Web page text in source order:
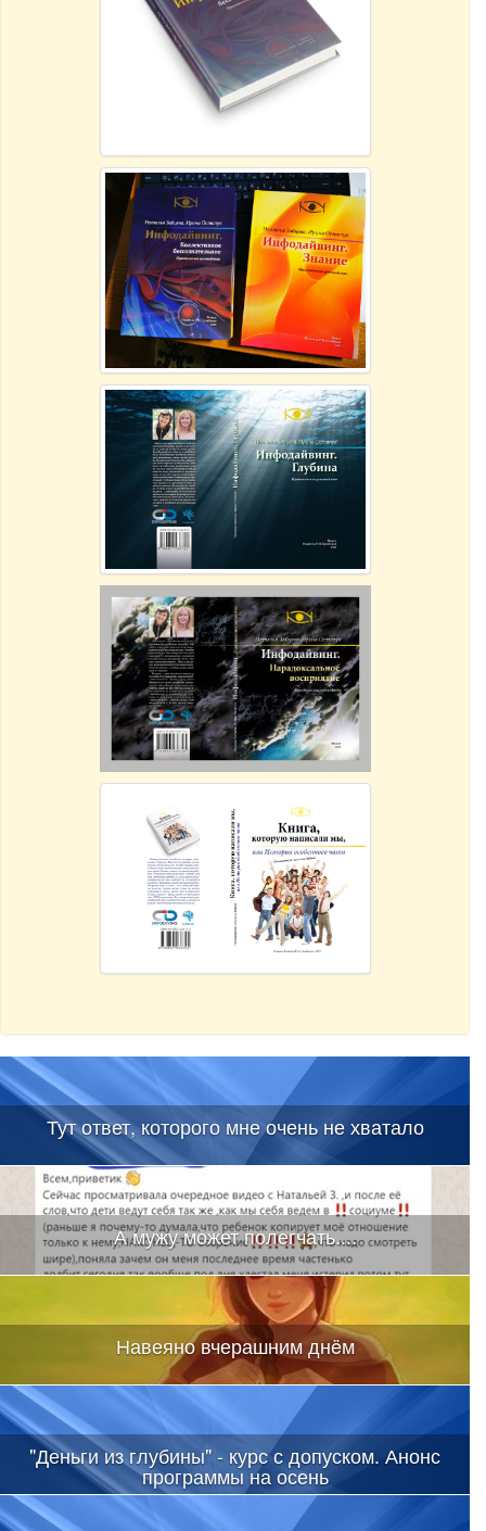
Тут ответ, которого мне очень не хватало
А мужу может полегчать....
Навеяно вчерашним днëм
"Деньги из глубины" - курс с допуском. Анонс
программы на осень